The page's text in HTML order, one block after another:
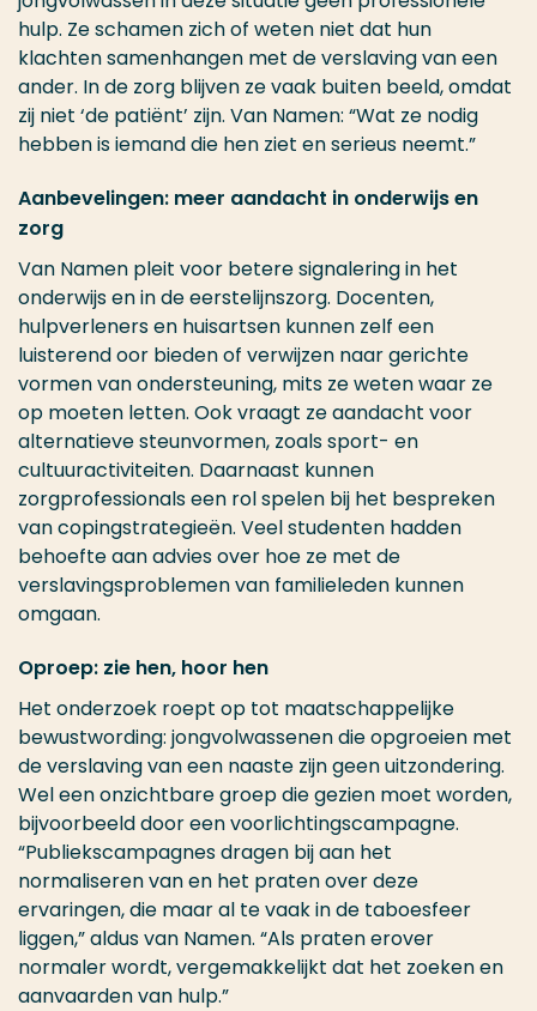
hulp. Ze schamen zich of weten niet dat hun
klachten samenhangen met de verslaving van een
ander. In de zorg blijven ze vaak buiten beeld, omdat
zij niet ‘de patiënt’ zijn. Van Namen: “Wat ze nodig
hebben is iemand die hen ziet en serieus neemt.”
Aanbevelingen: meer aandacht in onderwijs en
zorg
Van Namen pleit voor betere signalering in het
onderwijs en in de eerstelijnszorg. Docenten,
hulpverleners en huisartsen kunnen zelf een
luisterend oor bieden of verwijzen naar gerichte
vormen van ondersteuning, mits ze weten waar ze
op moeten letten. Ook vraagt ze aandacht voor
alternatieve steunvormen, zoals sport- en
cultuuractiviteiten. Daarnaast kunnen
zorgprofessionals een rol spelen bij het bespreken
van copingstrategieën. Veel studenten hadden
behoefte aan advies over hoe ze met de
verslavingsproblemen van familieleden kunnen
omgaan.
Oproep: zie hen, hoor hen
Het onderzoek roept op tot maatschappelijke
bewustwording: jongvolwassenen die opgroeien met
de verslaving van een naaste zijn geen uitzondering.
Wel een onzichtbare groep die gezien moet worden,
bijvoorbeeld door een voorlichtingscampagne.
“Publiekscampagnes dragen bij aan het
normaliseren van en het praten over deze
ervaringen, die maar al te vaak in de taboesfeer
liggen,” aldus van Namen. “Als praten erover
normaler wordt, vergemakkelijkt dat het zoeken en
aanvaarden van hulp.”